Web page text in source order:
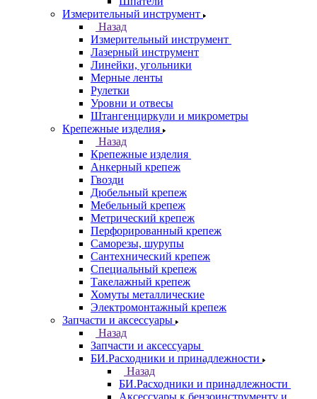
Измерительный инструмент
Назад
Измерительный инструмент
Лазерный инструмент
Линейки, угольники
Мерные ленты
Рулетки
Уровни и отвесы
Штангенциркули и микрометры
Крепежные изделия
Назад
Крепежные изделия
Анкерный крепеж
Гвозди
Дюбельный крепеж
Мебельный крепеж
Метрический крепеж
Перфорированный крепеж
Саморезы, шурупы
Сантехнический крепеж
Специальный крепеж
Такелажный крепеж
Хомуты металлические
Электромонтажный крепеж
Запчасти и аксессуары
Назад
Запчасти и аксессуары
БИ.Расходники и принадлежности
Назад
БИ.Расходники и принадлежности
Аксессуары к бензоинструменту и